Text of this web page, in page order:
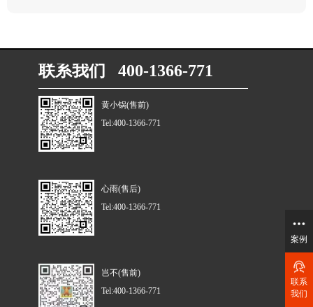
联系我们 400-1366-771
黄小锅(售前)
Tel:400-1366-771
心雨(售后)
Tel:400-1366-771
岂不(售前)
Tel:400-1366-771
案例
联系
我们